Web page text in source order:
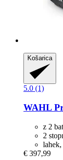
Košarica
5.0 (1)
WAHL
z 2
2
€ 397,99